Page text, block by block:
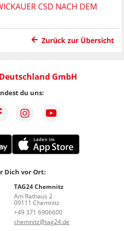
CSD NACH DEM
Zurück zur Übersicht
Deutschland GmbH
du uns:
Dich vor Ort:
TAG24 Chemnitz
Am Rathaus 2
09111 Chemnitz
+49 371 6906600
chemnitz@tag24.de